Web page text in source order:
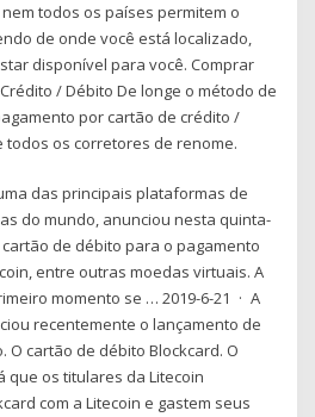
todos os países permitem o
de onde você está localizado,
disponível para você. Comprar
/ Débito De longe o método de
por cartão de crédito /
os corretores de renome.
das principais plataformas de
do mundo, anunciou nesta quinta-
de débito para o pagamento
entre outras moedas virtuais. A
momento se … 2019-6-21 · A
recentemente o lançamento de
cartão de débito Blockcard. O
que os titulares da Litecoin
com a Litecoin e gastem seus